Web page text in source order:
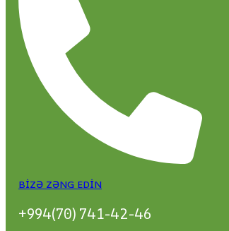
BIZƏ ZƏNG EDIN
+994(70) 741-42-46